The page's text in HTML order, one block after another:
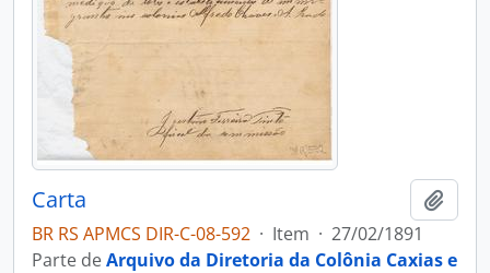
Carta
BR RS APMCS DIR-C-08-592 · Item · 27/02/1891
Parte deArquivo da Diretoria da Colônia Caxias e